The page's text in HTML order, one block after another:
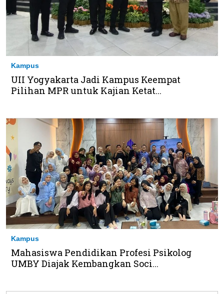
Kampus
UII Yogyakarta Jadi Kampus Keempat
Pilihan MPR untuk Kajian Ketat...
Kampus
Mahasiswa Pendidikan Profesi Psikolog
UMBY Diajak Kembangkan Soci...